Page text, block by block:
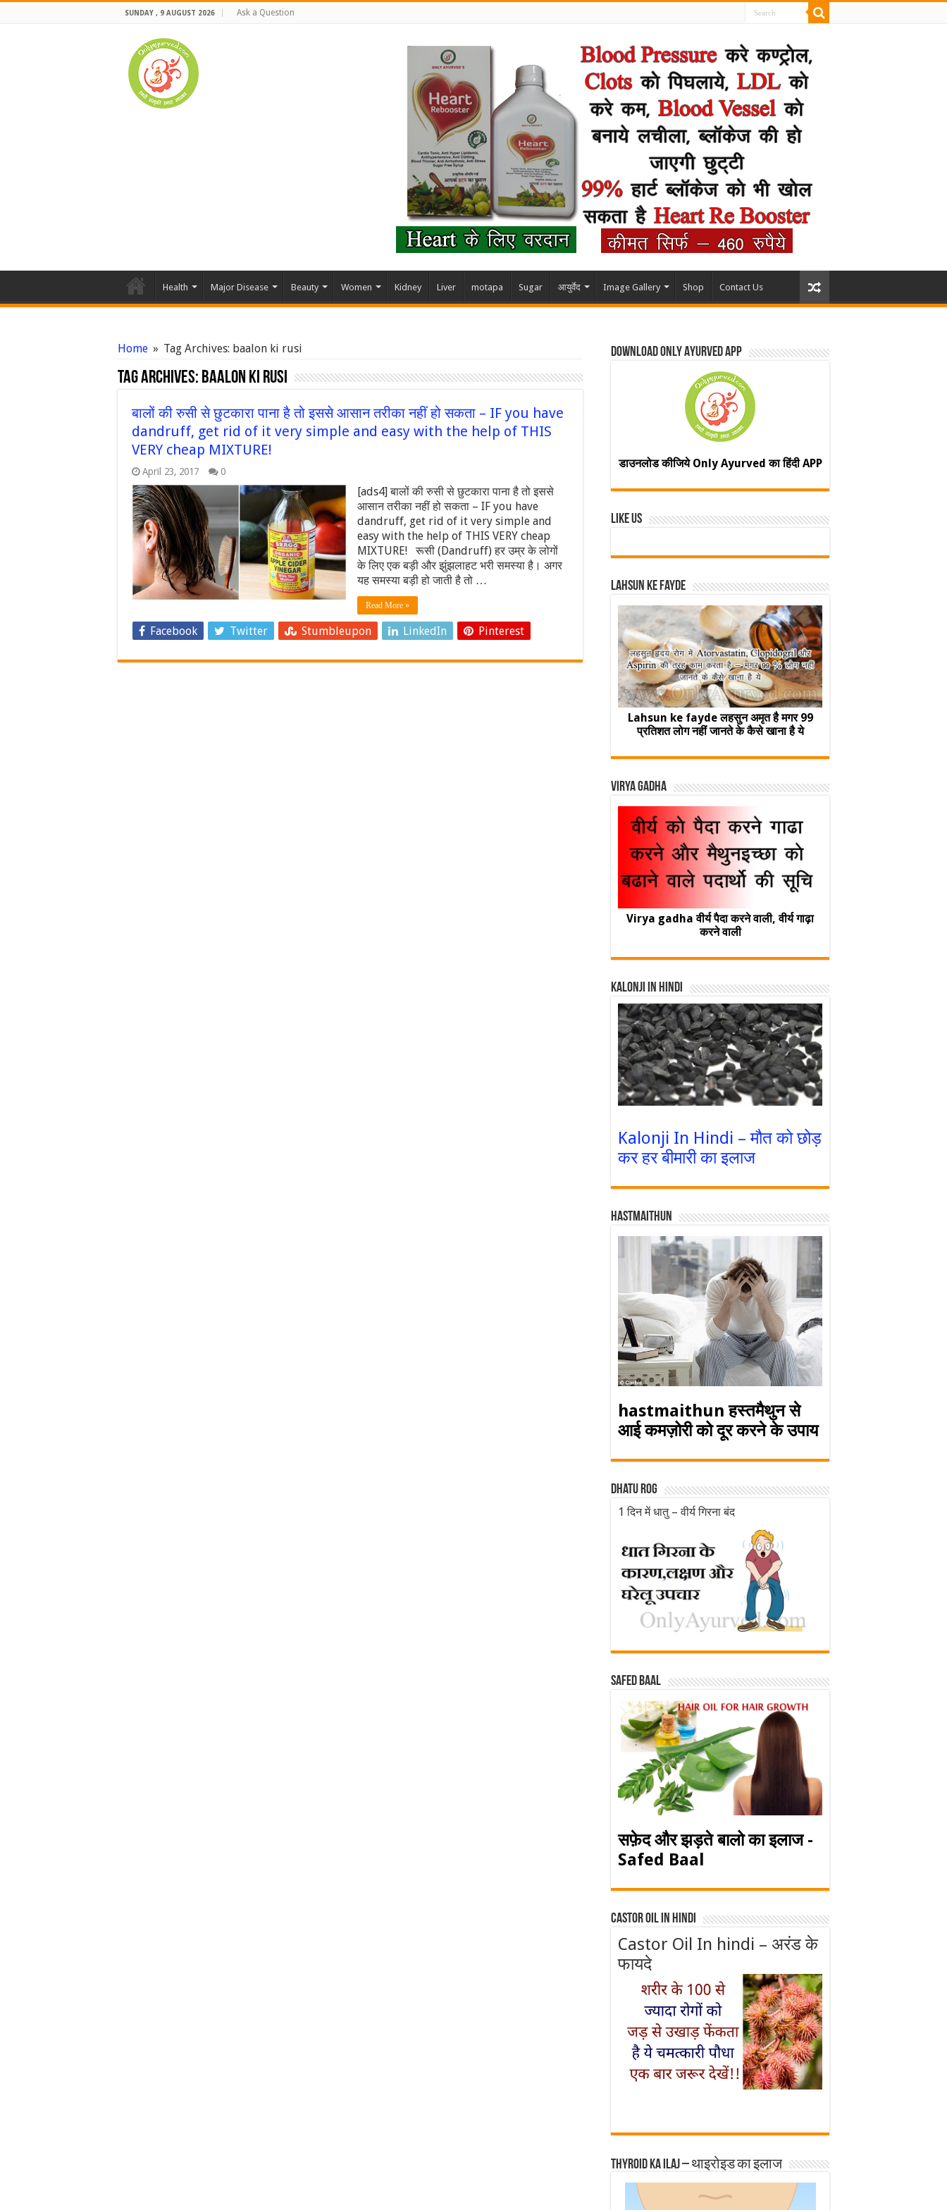
SUNDAY , 9 AUGUST 2026 Ask a Question
Health Major Disease Beauty Women Kidney Liver motapa Sugar आयुर्वेद Image Gallery Shop Contact Us
Home » Tag Archives: baalon ki rusi
Tag Archives: baalon ki rusi
बालों की रुसी से छुटकारा पाना है तो इससे आसान तरीका नहीं हो सकता – IF you have
dandruff, get rid of it very simple and easy with the help of THIS
VERY cheap MIXTURE!
April 23, 2017 0
[ads4] बालों की रुसी से छुटकारा पाना है तो इससे
आसान तरीका नहीं हो सकता – IF you have
dandruff, get rid of it very simple and
easy with the help of THIS VERY cheap
MIXTURE! रूसी (Dandruff) हर उम्र के लोगों
के लिए एक बड़ी और झुंझलाहट भरी समस्या है। अगर
यह समस्या बड़ी हो जाती है तो …
Read More »
Facebook Twitter Stumbleupon LinkedIn Pinterest
Download Only Ayurved App
डाउनलोड कीजिये Only Ayurved का हिंदी APP
Like Us
Lahsun ke fayde
Lahsun ke fayde लहसुन अमृत है मगर 99
प्रतिशत लोग नहीं जानते के कैसे खाना है ये
Virya Gadha
Virya gadha वीर्य पैदा करने वाली, वीर्य गाढ़ा
करने वाली
Kalonji In Hindi
Kalonji In Hindi – मौत को छोड़
कर हर बीमारी का इलाज
Hastmaithun
hastmaithun हस्तमैथुन से
आई कमज़ोरी को दूर करने के उपाय
Dhatu rog
1 दिन में धातु – वीर्य गिरना बंद
Safed baal
सफ़ेद और झड़ते बालो का इलाज -
Safed Baal
Castor Oil In Hindi
Castor Oil In hindi – अरंड के
फायदे
Thyroid ka ilaj – थाइरोइड का इलाज